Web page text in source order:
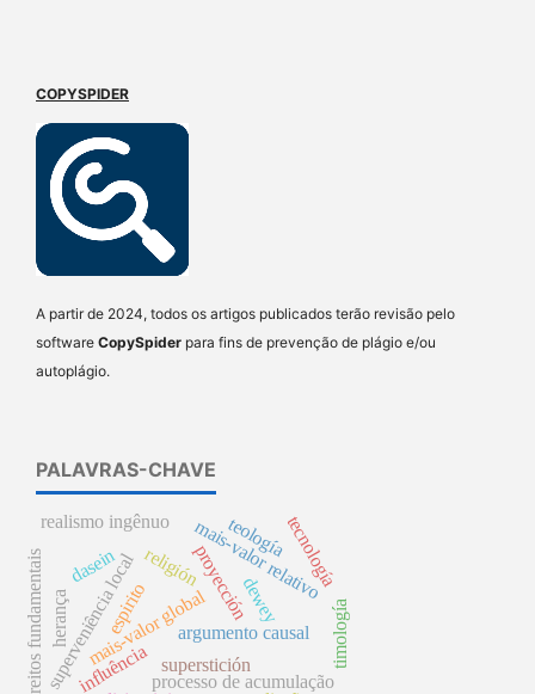
COPYSPIDER
A partir de 2024, todos os artigos publicados terão revisão pelo
software CopySpider para fins de prevenção de plágio e/ou
autoplágio.
PALAVRAS-CHAVE
argumento causal
superstición
proyección
processo de acumulação
mais-valor global
mais-valor relativo
superveniência localreligión
realismo ingênuo tecnología
dewey
teología
direitos fundamentais espirito
influência
dasein
herança timología